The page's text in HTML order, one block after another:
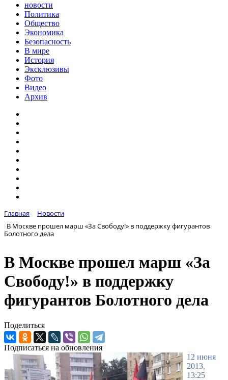
новости
Политика
Общество
Экономика
Безопасность
В мире
История
Эксклюзивы
Фото
Видео
Архив
Главная
Новости
В Москве прошел марш «За Свободу!» в поддержку фигурантов
Болотного дела
В Москве прошел марш «За
Свободу!» в поддержку
фигурантов Болотного дела
Поделиться
Подписаться на обновления
12 июня
2013,
13:25